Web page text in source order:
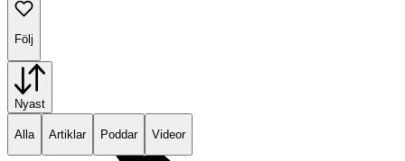
Följ
Nyast
Alla Artiklar Poddar Videor